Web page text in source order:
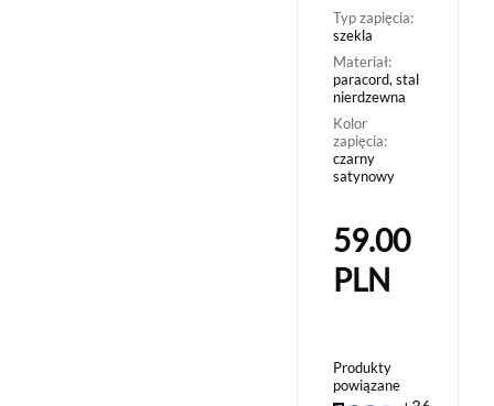
Typ zapięcia:
szekla
Materiał:
paracord, stal
nierdzewna
Kolor
zapięcia:
czarny
satynowy
59.00
PLN
Produkty
powiązane